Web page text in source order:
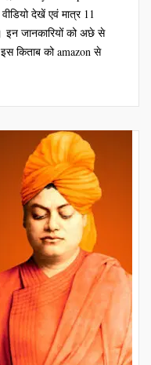
देखें एवं मात्र 11
जानकारियों को अछे से
किताब को amazon से